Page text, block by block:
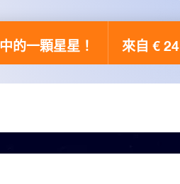
的一顆星星！ 來自 € 24